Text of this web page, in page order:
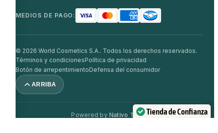
MEDIOS DE PAGO:
© 2026 World Cosmetics S.A.. Todos los derechos reservados.
Términos y condicionesPolítica de privacidad
Botón de arrepentimientoDefensa del consumidor
ARRIBA
Powered by Nativo Team Tienda de Confianza